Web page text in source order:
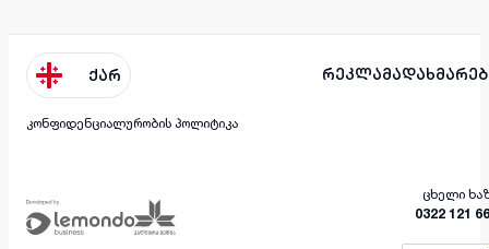
ქარ რეკლამა
კონფიდენციალურობის პოლიტიკა
ცხელი
0322 121